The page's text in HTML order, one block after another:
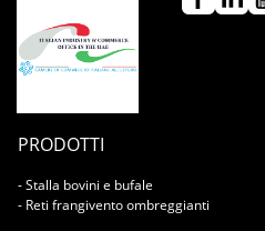
PRODOTTI
- Stalla bovini e bufale
- Reti frangivento ombreggianti